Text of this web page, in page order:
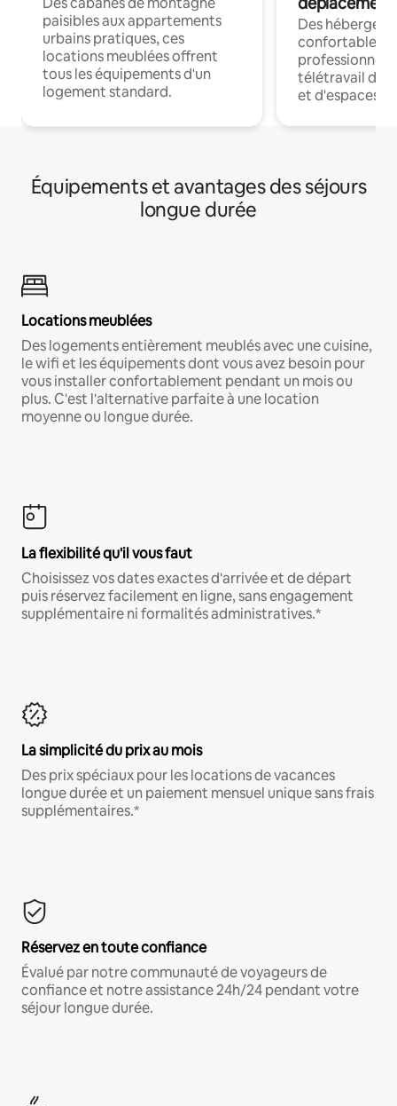
paisibles aux appartements
urbains pratiques, ces
locations meublées offrent
tous les équipements d'un
logement standard.
Des
confortables
professionnels
télétravail
et d'espaces
Équipements et avantages des séjours
longue durée
Locations meublées
Des logements entièrement meublés avec une cuisine,
le wifi et les équipements dont vous avez besoin pour
vous installer confortablement pendant un mois ou
plus. C'est l'alternative parfaite à une location
moyenne ou longue durée.
La flexibilité qu'il vous faut
Choisissez vos dates exactes d'arrivée et de départ
puis réservez facilement en ligne, sans engagement
supplémentaire ni formalités administratives.*
La simplicité du prix au mois
Des prix spéciaux pour les locations de vacances
longue durée et un paiement mensuel unique sans frais
supplémentaires.*
Réservez en toute confiance
Évalué par notre communauté de voyageurs de
confiance et notre assistance 24h/24 pendant votre
séjour longue durée.